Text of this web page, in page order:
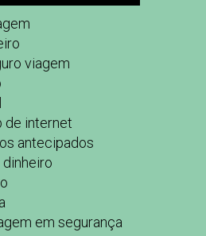
viagem
de internet
antecipados
em segurança